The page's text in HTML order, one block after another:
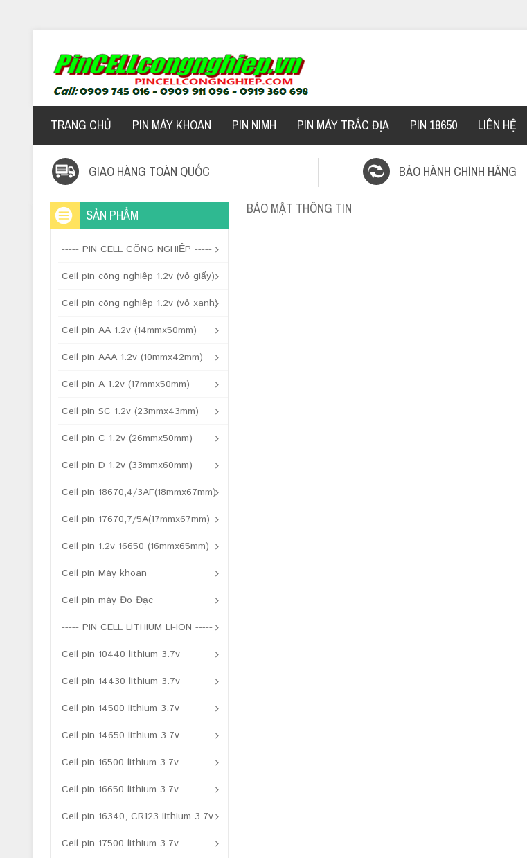
TRANG CHỦ PIN MÁY KHOAN PIN NIMH PIN MÁY TRẮC ĐỊA PIN 18650 LIÊN HỆ
GIAO HÀNG TOÀN QUỐC BẢO HÀNH CHÍNH HÃNG
SẢN PHẨM
----- PIN CELL CÔNG NGHIỆP -----
Cell pin công nghiệp 1.2v (vỏ giấy)
Cell pin công nghiệp 1.2v (vỏ xanh)
Cell pin AA 1.2v (14mmx50mm)
Cell pin AAA 1.2v (10mmx42mm)
Cell pin A 1.2v (17mmx50mm)
Cell pin SC 1.2v (23mmx43mm)
Cell pin C 1.2v (26mmx50mm)
Cell pin D 1.2v (33mmx60mm)
Cell pin 18670,4/3AF(18mmx67mm)
Cell pin 17670,7/5A(17mmx67mm)
Cell pin 1.2v 16650 (16mmx65mm)
Cell pin Máy khoan
Cell pin máy Đo Đạc
----- PIN CELL LITHIUM LI-ION -----
Cell pin 10440 lithium 3.7v
Cell pin 14430 lithium 3.7v
Cell pin 14500 lithium 3.7v
Cell pin 14650 lithium 3.7v
Cell pin 16500 lithium 3.7v
Cell pin 16650 lithium 3.7v
Cell pin 16340, CR123 lithium 3.7v
Cell pin 17500 lithium 3.7v
BẢO MẬT THÔNG TIN